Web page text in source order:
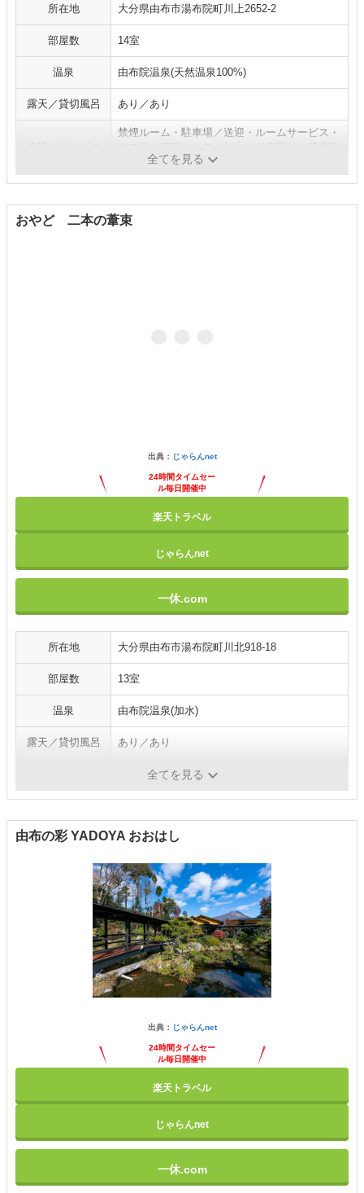
所在地 大分県由布市湯布院町川上2652-2
部屋数 14室
温泉 由布院温泉(天然温泉100%)
露天／貸切風呂 あり／あり
禁煙ルーム・駐車場／送迎・ルームサービス・
全てを見る
おやど 二本の葦束
出典： じゃらんnet
24時間タイムセー
ル毎日開催中
楽天トラベル
じゃらんnet
一休.com
所在地 大分県由布市湯布院町川北918-18
部屋数 13室
温泉 由布院温泉(加水)
露天／貸切風呂 あり／あり
バー（有料）・駐車場／送迎・エステ（有料）
全てを見る
由布の彩 YADOYA おおはし
出典： じゃらんnet
24時間タイムセー
ル毎日開催中
楽天トラベル
じゃらんnet
一休.com